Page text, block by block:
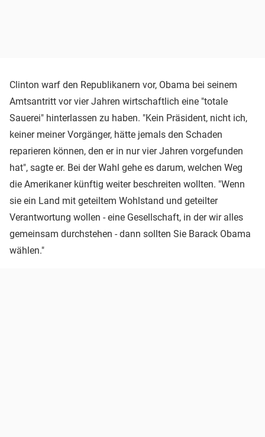
Clinton warf den Republikanern vor, Obama bei seinem
Amtsantritt vor vier Jahren wirtschaftlich eine "totale
Sauerei" hinterlassen zu haben. "Kein Präsident, nicht ich,
keiner meiner Vorgänger, hätte jemals den Schaden
reparieren können, den er in nur vier Jahren vorgefunden
hat", sagte er. Bei der Wahl gehe es darum, welchen Weg
die Amerikaner künftig weiter beschreiten wollten. "Wenn
sie ein Land mit geteiltem Wohlstand und geteilter
Verantwortung wollen - eine Gesellschaft, in der wir alles
gemeinsam durchstehen - dann sollten Sie Barack Obama
wählen."